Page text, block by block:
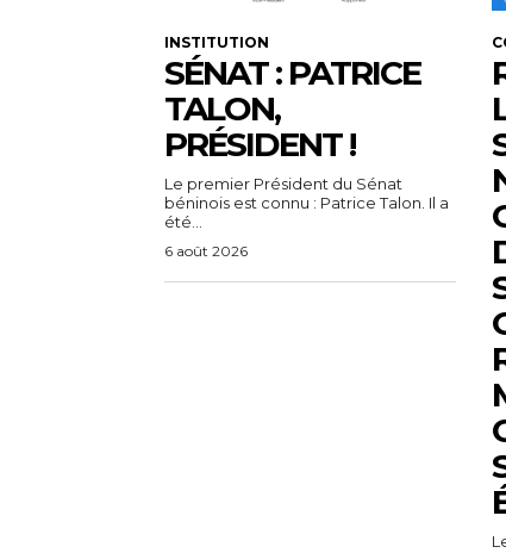
INSTITUTION
SÉNAT : PATRICE
TALON,
PRÉSIDENT !
Le premier Président du Sénat
béninois est connu : Patrice Talon. Il a
été...
6 août 2026